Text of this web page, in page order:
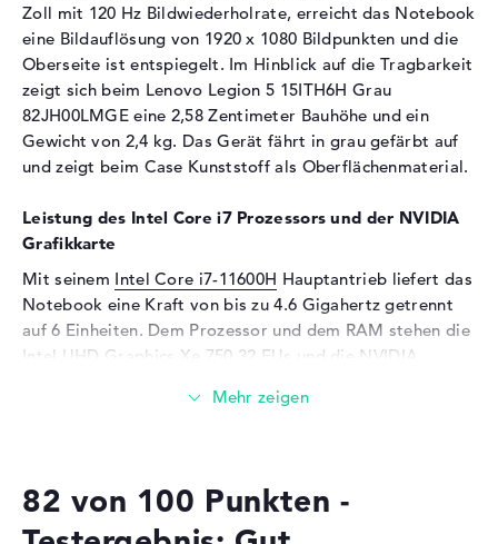
Auflösungstyp
Full-HD
Bildwiederholrate
120 Hz
Display, entspiegelt, LED-
Hintergrundbeleuchtung, IPS
Panel
Audio
Mikrofon
Webcam
Sensorauflösung
0,9 MP
Eingabegeräte
Tastatur
Netzwerkkarte
Gigabit Ethernet
(10/100/1000)
Zoll mit 120 Hz Bildwiederholrate, erreicht das Notebook
eine Bildauflösung von 1920 x 1080 Bildpunkten und die
Oberseite ist entspiegelt. Im Hinblick auf die Tragbarkeit
zeigt sich beim Lenovo Legion 5 15ITH6H Grau
82JH00LMGE eine 2,58 Zentimeter Bauhöhe und ein
Gewicht von 2,4 kg. Das Gerät fährt in grau gefärbt auf
und zeigt beim Case Kunststoff als Oberflächenmaterial.
Leistung des Intel Core i7 Prozessors und der NVIDIA
Grafikkarte
Mit seinem Intel Core i7-11600H Hauptantrieb liefert das
Notebook eine Kraft von bis zu 4.6 Gigahertz getrennt
auf 6 Einheiten. Dem Prozessor und dem RAM stehen die
Intel UHD Graphics Xe 750 32 EUs und die NVIDIA
Videospeicher zur Seite.
82 von 100 Punkten -